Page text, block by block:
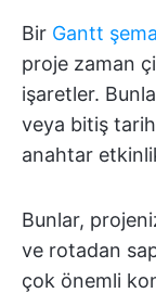
Bir Gantt
proje zaman
işaretler.
veya bitiş
anahtar
Bunlar,
ve rotadan
çok önemli